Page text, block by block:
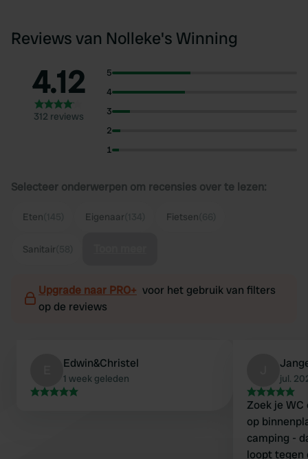
Reviews van Nolleke's Winning
4.12
312 reviews
5
4
3
2
1
Selecteer onderwerpen om recensies over te lezen:
Eten Eigenaar Fietsen
Sanitair
Upgrade naar PRO+ voor het gebruik van filters
op de reviews
Edwin&Christel
1 week geleden jul.
Zoek je
op
camping -
loopt tegen